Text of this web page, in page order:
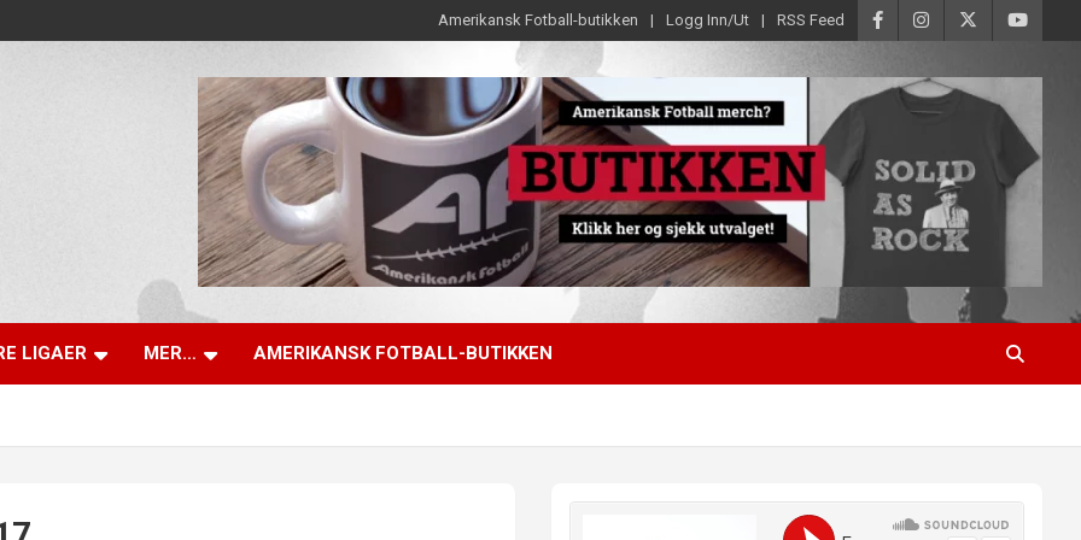
Amerikansk Fotball-butikken Logg Inn/Ut RSS Feed
LIGAER MER… AMERIKANSK FOTBALL-BUTIKKEN